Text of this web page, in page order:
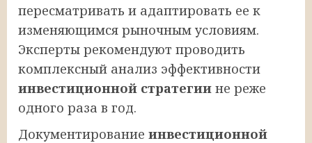
пересматривать и адаптировать ее к
изменяющимся рыночным условиям.
Эксперты рекомендуют проводить
комплексный анализ эффективности
инвестиционной стратегии не реже
одного раза в год.
Документирование инвестиционной